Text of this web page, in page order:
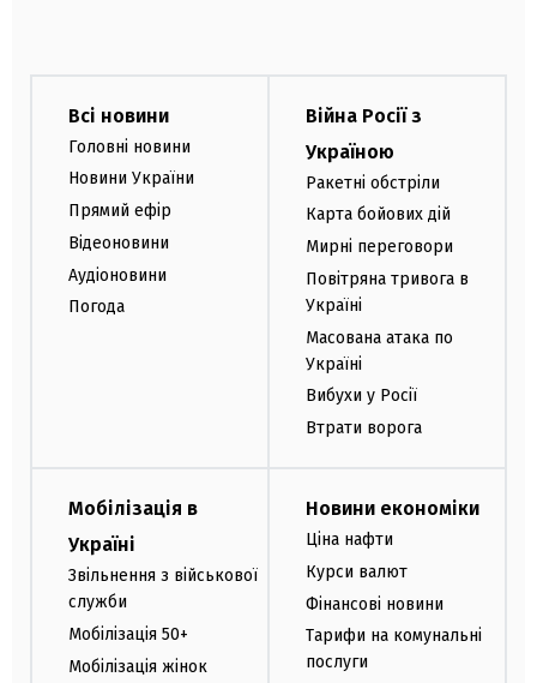
Всі новини
Головні новини
Новини України
Прямий ефір
Відеоновини
Аудіоновини
Погода
Війна Росії з
Україною
Ракетні обстріли
Карта бойових дій
Мирні переговори
Повітряна тривога в
Україні
Масована атака по
Україні
Вибухи у Росії
Втрати ворога
Мобілізація в
Україні
Звільнення з військової
служби
Мобілізація 50+
Мобілізація жінок
Новини економіки
Ціна нафти
Курси валют
Фінансові новини
Тарифи на комунальні
послуги